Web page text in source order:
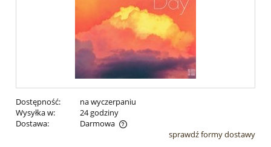
Dostępność:
na wyczerpaniu
Wysyłka w:
24 godziny
Dostawa:
Darmowa
Cena nie zawiera ewentualnych kosztów płatnościsprawdź formy dostawy